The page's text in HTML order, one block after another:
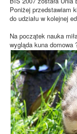
Poniżej przedstawiam
do udziału w kolejnej
Na początek nauka
wygląda kuna domowa